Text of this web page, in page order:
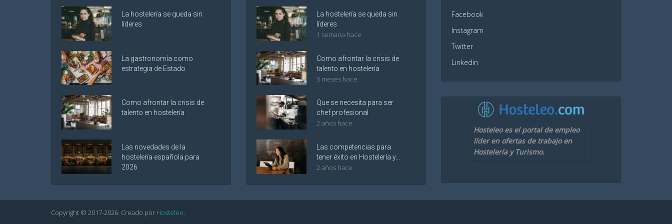
La hostelería se queda sin
líderes
La gastronomía como
estrategia de Estado
Como afrontar la crisis de
talento en hostelería
Las novedades de la
hostelería española para
2026
La hostelería se queda sin
líderes
1 semana hace
Como afrontar la crisis de
talento en hostelería
3 meses hace
Que se necesita para ser
chef profesional
2 años hace
Las competencias para
tener éxito en Hostelería y...
2 años hace
Facebook
Instagram
Twitter
Linkedin
Hosteleo es el portal de empleo
líder en ofertas de trabajo en
Hostelería y Turismo.
Copyright © 2017-2026. Creado por Hosteleo.